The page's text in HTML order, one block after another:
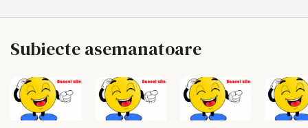
Subiecte asemanatoare